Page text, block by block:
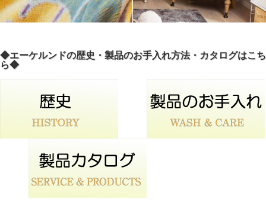
◆エーケルンドの歴史・製品のお手入れ方法・カタログはこち
ら◆